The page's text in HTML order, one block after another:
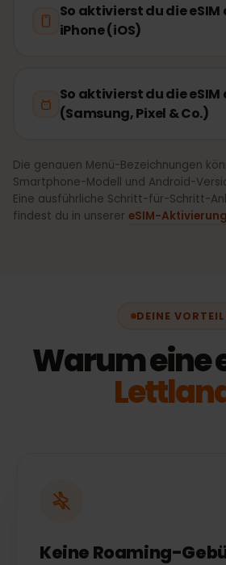
So aktivierst du die
iPhone (iOS)
So aktivierst du die
(Samsung, Pixel & Co.)
Die genauen Menü-Bezeichnungen
Smartphone-Modell und Android-
Eine ausführliche Schritt-für-Schritt-
findest du in unserer eSIM-
DEINE
Warum eine
Keine Roaming-